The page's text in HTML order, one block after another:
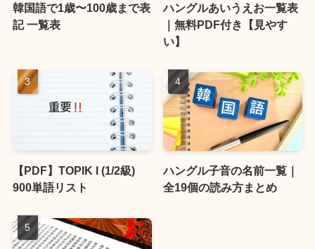
韓国語で1歳〜100歳まで表
記 一覧表
ハングルあいうえお一覧表
｜無料PDF付き【見やす
い】
【PDF】TOPIK I (1/2級)
900単語リスト
ハングル子音の名前一覧｜
全19個の読み方まとめ